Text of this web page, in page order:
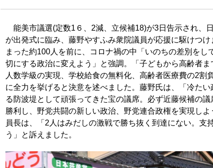
能美市議選(定数1６、2減、立候補18)が3日告示され、
が出発式に臨み、藤野やすふみ衆院議員が応援に駆けつ
まった約100人を前に、コロナ禍の中「いのちの差別をし
切にする政治に変えよう」と強調。「子どもから高齢者
人数学級の実現、学校給食の無料化、高齢者医療費の2割
に全力を挙げると決意を述べました。藤野氏は、「冷た
る防波堤として頑張ってきた宝の議席。必ず近藤候補の
勝利し、野党共闘の新しい政治、野党連合政権を実現し
員長は、「2人はみだしの激戦で勝ち抜く到達にない。支
う」と訴えました。